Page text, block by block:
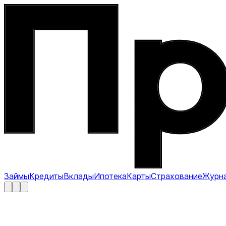
ЗаймыКредитыВкладыИпотекаКартыСтрахование